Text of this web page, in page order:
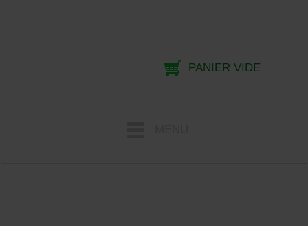
PANIER VIDE